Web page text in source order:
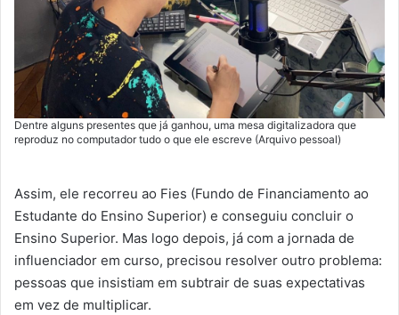
Dentre alguns presentes que já ganhou, uma mesa digitalizadora que
reproduz no computador tudo o que ele escreve (Arquivo pessoal)
Assim, ele recorreu ao Fies (Fundo de Financiamento ao
Estudante do Ensino Superior) e conseguiu concluir o
Ensino Superior. Mas logo depois, já com a jornada de
influenciador em curso, precisou resolver outro problema:
pessoas que insistiam em subtrair de suas expectativas
em vez de multiplicar.